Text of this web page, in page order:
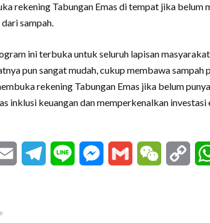
rekening Tabungan Emas di tempat jika belum
sampah.
ini terbuka untuk seluruh lapisan
pun sangat mudah, cukup membawa
rekening Tabungan Emas jika belum
inklusi keuangan dan memperkenalkan
Email Telegram
Line Messenger
Gmail WeChat